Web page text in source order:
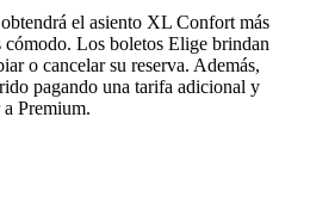
el asiento XL Confort más
cómodo. Los boletos Elige brindan
o cancelar su reserva. Además,
pagando una tarifa adicional y
Premium.